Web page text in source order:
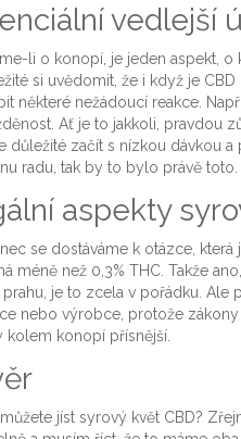
vedlejší
li o konopí, je jeden aspekt,
si uvědomit, že i když je
některé nežádoucí reakce.
Ať je to jakkoli, pravdou
důležité začít s nízkou dávkou
radu, tak by to bylo právě toto.
aspekty
se dostáváme k otázce,
méně než 0,3% THC. Takže
je to zcela v pořádku. Ale
nebo výrobce, protože
kolem konopí přísnější.
můžete jíst syrový květ CBD?